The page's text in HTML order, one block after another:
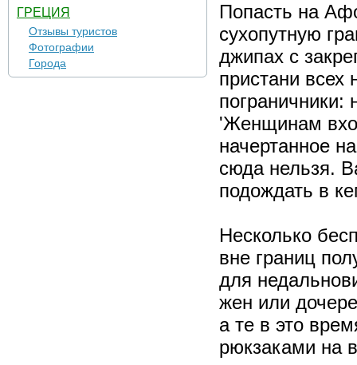
ГРЕЦИЯ
Отзывы туристов
Фотографии
Города
Попасть на
сухопутную
джипах с
пристани
пограничники:
'Женщинам
начертанное
сюда нельзя.
подождать в
Несколько
вне границ
для
жен или
а те в это
рюкзаками на